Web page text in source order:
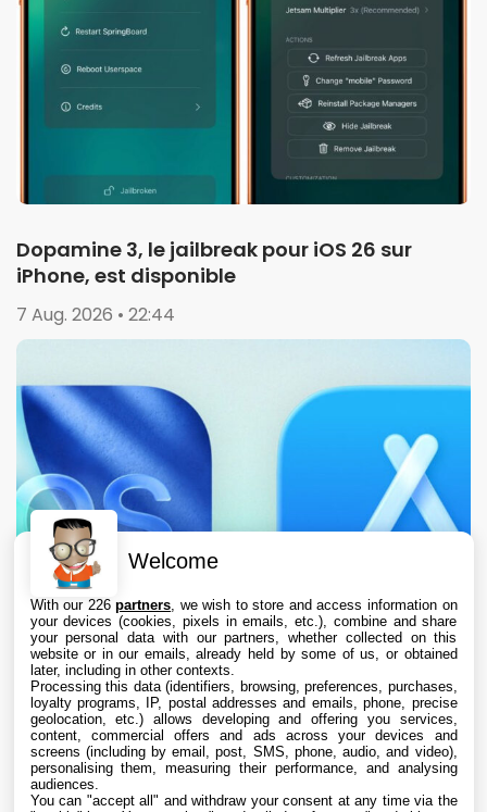
Dopamine 3, le jailbreak pour iOS 26 sur
iPhone, est disponible
7 Aug. 2026 • 22:44
L’App Store est en panne pour plusieurs
utilisateurs, selon Apple
Welcome
With our 226partners , we wish to store and access information on
your devices (cookies, pixels in emails, etc.), combine and share
your personal data with our partners, whether collected on this
website or in our emails, already held by some of us, or obtained
later, including in other contexts.
Processing this data (identifiers, browsing, preferences, purchases,
loyalty programs, IP, postal addresses and emails, phone, precise
geolocation, etc.) allows developing and offering you services,
content, commercial offers and ads across your devices and
screens (including by email, post, SMS, phone, audio, and video),
personalising them, measuring their performance, and analysing
audiences.
You can "accept all" and withdraw your consent at any time via the